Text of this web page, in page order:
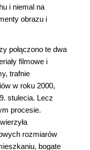
i niemal na
obrazu i
połączono te dwa
filmowe i
trafnie
w roku 2000,
stulecia. Lecz
procesie.
rozmiarów
bogate